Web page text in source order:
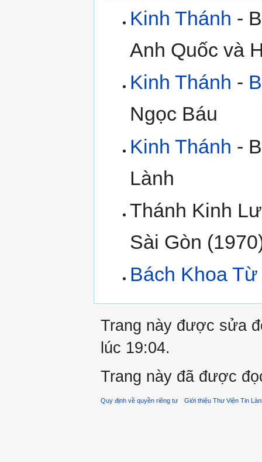
Kinh Thánh -
Anh Quốc và
Kinh Thánh -
Ngọc Báu
Kinh Thánh -
Lành
Thánh Kinh
Sài Gòn
Bách Khoa
Trang này được sửa
lúc 19:04.
Trang này đã được
Quy định về quyền riêng tư Giới thiệu Thư Viện Tin